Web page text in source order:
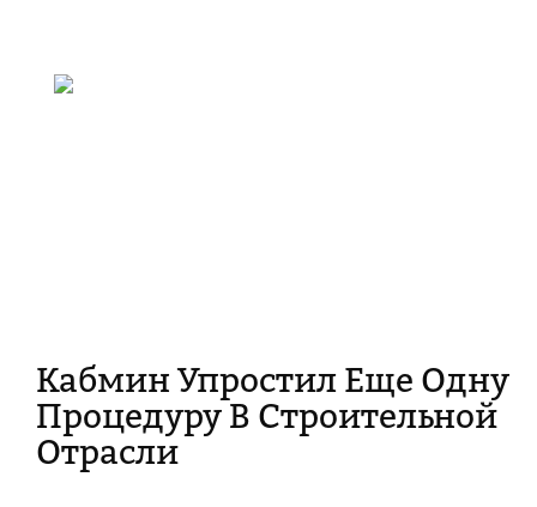
Кабмин Упростил Еще Одну
Процедуру В Строительной
Отрасли